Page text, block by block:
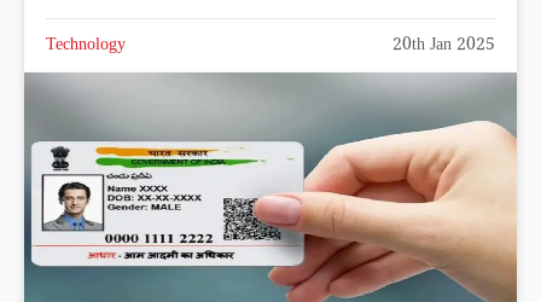
Technology 20th Jan 2025